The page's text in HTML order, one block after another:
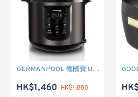
GERMANPOOL 德國寶 URC-28 電飯煲
HK$1,460 HK$1,880